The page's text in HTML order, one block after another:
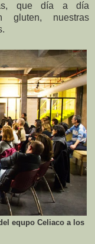
que día a día
gluten, nuestras
equpo Celiaco a los